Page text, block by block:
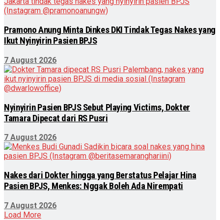
Pramono Anung Minta Dinkes DKI Tindak Tegas Nakes yang
Ikut Nyinyirin Pasien BPJS
7 August 2026
Nyinyirin Pasien BPJS Sebut Playing Victims, Dokter
Tamara Dipecat dari RS Pusri
7 August 2026
Nakes dari Dokter hingga yang Berstatus Pelajar Hina
Pasien BPJS, Menkes: Nggak Boleh Ada Nirempati
7 August 2026
Load More